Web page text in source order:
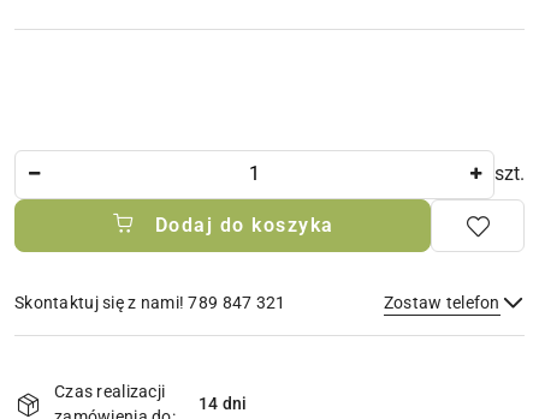
szt.
Dodaj do koszyka
Skontaktuj się z nami! 789 847 321 Zostaw telefon
Wyślij
Czas realizacji
14 dni